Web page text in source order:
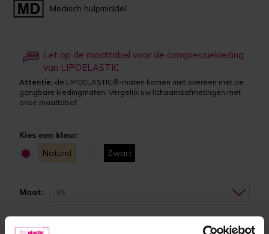
Medisch hulpmiddel
Let op de maattabel voor de compressiekleding
van LIPOELASTIC
Attentie: de LIPOELASTIC®-maten komen niet overeen met de
gangbare kledingmaten. Vergelijk uw lichaamsafmetingen met
onze maattabel.
Kies een kleur:
Naturel
Zwart
Maat: XS